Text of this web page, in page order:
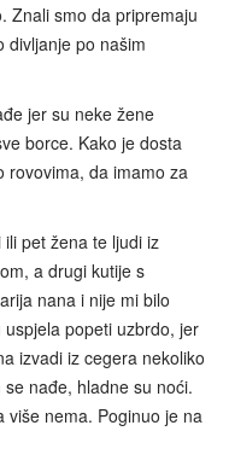
Znali smo da pripremaju
divljanje po našim
jer su neke žene
borce. Kako je dosta
rovovima, da imamo za
pet žena te ljudi iz
a drugi kutije s
nana i nije mi bilo
popeti uzbrdo, jer
izvadi iz cegera nekoliko
nađe, hladne su noći.
više nema. Poginuo je na